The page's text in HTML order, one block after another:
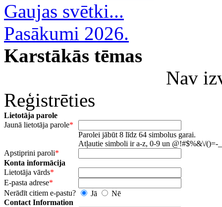
Gaujas svētki...
Pasākumi 2026.
Karstākās tēmas
Nav
Reģistrēties
Lietotāja parole
Jaunā lietotāja parole*
Parolei jābūt 8 līdz 64 simbolus garai.
Atļautie simboli ir a-z, 0-9 un @!#$%&\/()=-
Apstiprini paroli*
Konta informācija
Lietotāja vārds*
E-pasta adrese*
Nerādīt citiem e-pastu?
Jā
Nē
Contact Information